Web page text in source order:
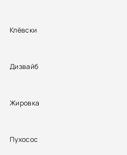
Клёвски
Дизвайб
Жировка
Пухосос